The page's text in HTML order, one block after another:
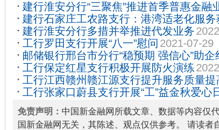
建行淮安分行“三聚焦”推进首季普惠金融
建行石家庄工农路支行：港湾适老化服务
建行淮安分行多措并举推进代发业务
工行罗田支行开展“八一”慰问 2021-07-29
邮储银行邢台市分行“稳预期 强信心”助企
工行保定红星支行积极开展防火演练
工行江西赣州赣江源支行提升服务质量
04-23
工行张家口蔚县支行开展“工”益金秋爱心
2020-12-23
免责声明： 中国新金融网所载文章、数据等内容仅
国新金融网无关，其陈述、观点仅供参考。 请读者